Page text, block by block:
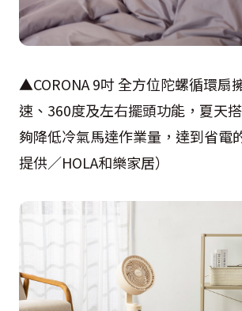
▲CORONA 9吋 全方位陀螺循環扇
速、360度及左右擺頭功能，夏天
夠降低冷氣馬達作業量，達到省電
提供／HOLA和樂家居）